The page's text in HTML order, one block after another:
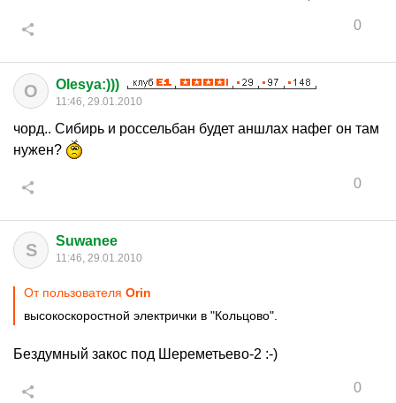
0
O Olesya:)))
11:46, 29.01.2010
чорд.. Сибирь и россельбан будет аншлах нафег он там
нужен?
0
S Suwanee
11:46, 29.01.2010
От пользователя Orin
высокоскоростной электрички в "Кольцово".
Бездумный закос под Шереметьево-2 :-)
0